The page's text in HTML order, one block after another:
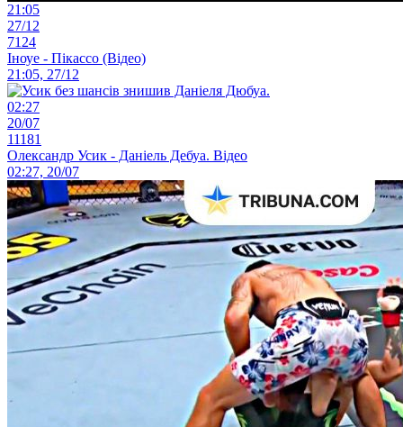
21:05
27/12
7124
Іноуе - Пікассо (Відео)
21:05, 27/12
02:27
20/07
11181
Олександр Усик - Даніель Дебуа. Відео
02:27, 20/07